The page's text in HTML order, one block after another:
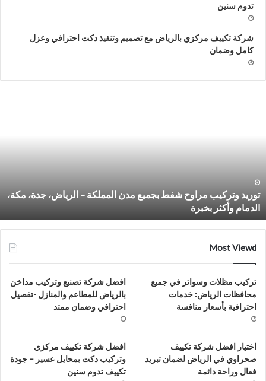
تدوم سنين
شركة تكييف مركزي بالرياض مع تصميم وتنفيذ دكت احترافي وعزل
كامل وضمان
الرياض،
جدة،
مكة،
الدمام
وأكثر
توريد وتركيب مراوح شفط بجميع مدن المملكة – الرياض، جدة، مكة،
الدمام وأكثر بخبرة
Most Viewd
تركيب مظلات وسواتر في جميع
محافظات الرياض: خدمات
احترافية بأسعار منافسة
افضل شركة تصنيع وتركيب مداخن
بالرياض للمطاعم والمنازل -تفصيل
احترافي وضمان ممتد
اختيار افضل شركة تكييف
صحراوي في الرياض لضمان تبريد
فعال وراحة دائمة
افضل شركة تكييف مركزي
وتركيب دكت بمحايل عسير – جودة
تكييف تدوم سنين